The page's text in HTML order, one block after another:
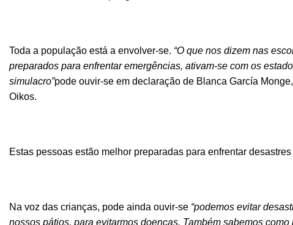
Toda a população está a envolver-se. “O que nos dizem nas
preparados para enfrentar emergências, ativam-se com os
simulacro”pode ouvir-se em declaração de Blanca García
Oikos.
Estas pessoas estão melhor preparadas para enfrentar
Na voz das crianças, pode ainda ouvir-se “podemos evitar
nossos pátios, para evitarmos doenças. Também sabemos